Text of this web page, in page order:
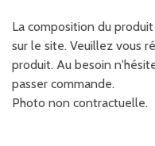
La composition du
sur le site. Veuillez vous
produit. Au besoin
passer commande.
Photo non contractuelle.